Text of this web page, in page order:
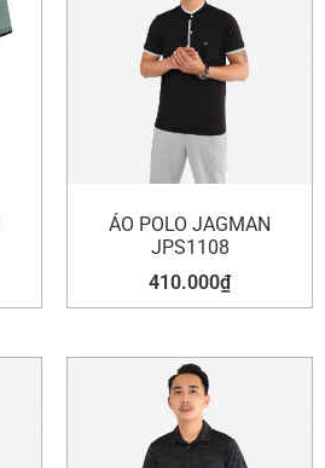
ÁO POLO JAGMAN
JPS1108
410.000₫